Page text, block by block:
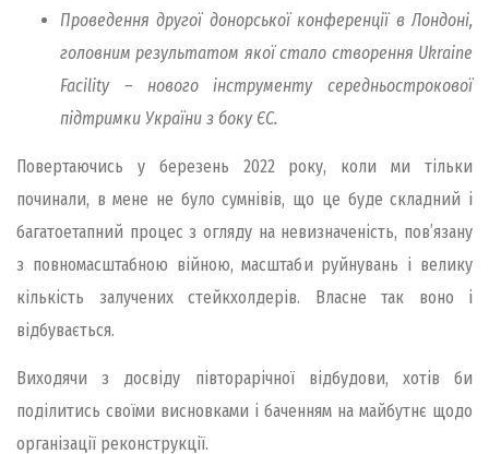
Проведення другої донорської конференції в Лондоні,
головним результатом якої стало створення Ukraine
Facility – нового інструменту середньострокової
підтримки України з боку ЄС.
Повертаючись у березень 2022 року, коли ми тільки
починали, в мене не було сумнівів, що це буде складний і
багатоетапний процес з огляду на невизначеність, пов’язану
з повномасштабною війною, масштаби руйнувань і велику
кількість залучених стейкхолдерів. Власне так воно і
відбувається.
Виходячи з досвіду півторарічної відбудови, хотів би
поділитись своїми висновками і баченням на майбутнє щодо
організації реконструкції.